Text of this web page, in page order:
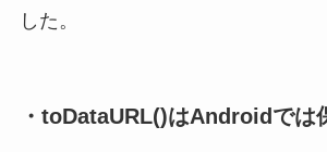
した。
・toDataURL()はAndroidでは